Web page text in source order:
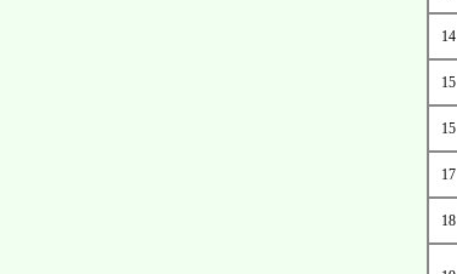
14
15
15
17
18